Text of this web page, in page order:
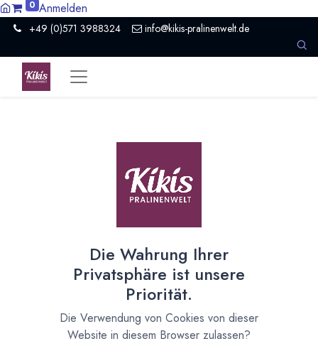
0 Anmelden
+49 (0)571 3988324 info@kikis-pralinenwelt.de
Zuckerzusatz
Kiki's neue Bean to Bar Schokolade wird nur mit Datteln
durch
Die Wahrung Ihrer
Privatsphäre ist unsere
Priorität.
Die Verwendung von Cookies von dieser
Website in diesem Browser zulassen?